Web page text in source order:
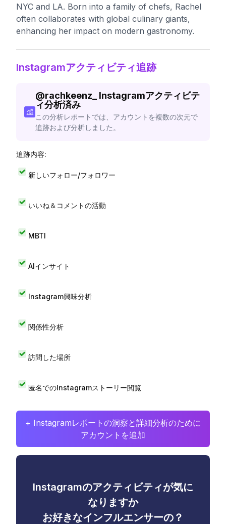
NYC and LA. Born into a family of chefs, Rachel
often collaborates with global culinary giants,
enhancing her impact on modern gastronomy.
Instagramアクティビティ追跡
@rachkeenz_
Instagramアクティビテ
ィ分析済み
この分析レポートでは、アカウントを複数の次元で
追跡および分析しました。
追跡内容:
新しいフォロー/フォロワー
いいね＆コメントの活動
MBTI
AIインサイト
Instagram興味分析
関係性分析
訪問した場所
匿名でのInstagramストーリー閲覧
+ Instagramレポートの洞察と詳細分析のために
アカウントを追加
Instagramのアクティビティが気に
なりますか
お好きなインフルエンサーの？